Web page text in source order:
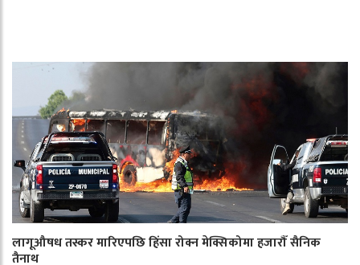
लागूऔषध तस्कर मारिएपछि हिंसा रोक्न मेक्सिकोमा हजारौँ सैनिक
तैनाथ